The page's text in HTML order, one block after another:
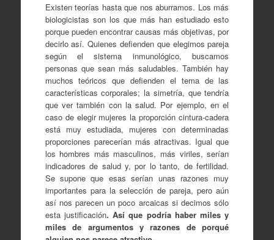
Existen teorías hasta que nos aburramos. Los más
biologicistas son los que más han estudiado esto
porque pueden encontrar causas más objetivas, por
decirlo así. Quienes defienden que elegimos pareja
según el sistema inmunológico, buscamos
personas que sean más saludables. También hay
muchos teóricos que defienden el tema de las
características corporales; la simetría, que tendría
que ver también con la salud. Por ejemplo, en el
caso de elegir mujeres la proporción cintura-cadera
está muy estudiada, mujeres con determinadas
proporciones parecerían más atractivas. Igual que
los hombres más masculinos, más viriles, serían
indicadores de salud y, por lo tanto, de fertilidad.
Se supone que esas serían unas razones muy
importantes para la selección de pareja, pero aún
así nos parecen un poco arcaicas si decimos sólo
esta justificación. Así que podría haber miles y
miles de argumentos y razones de porqué